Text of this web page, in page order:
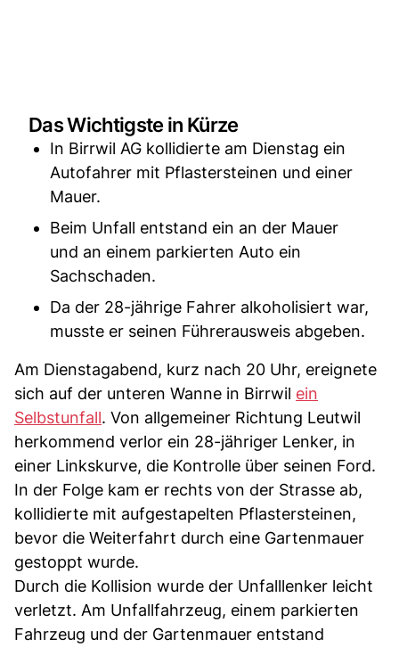
Das Wichtigste in Kürze
In Birrwil AG kollidierte am Dienstag ein
Autofahrer mit Pflastersteinen und einer
Mauer.
Beim Unfall entstand ein an der Mauer
und an einem parkierten Auto ein
Sachschaden.
Da der 28-jährige Fahrer alkoholisiert war,
musste er seinen Führerausweis abgeben.
Am Dienstagabend, kurz nach 20 Uhr, ereignete
sich auf der unteren Wanne in Birrwil ein
Selbstunfall. Von allgemeiner Richtung Leutwil
herkommend verlor ein 28-jähriger Lenker, in
einer Linkskurve, die Kontrolle über seinen Ford.
In der Folge kam er rechts von der Strasse ab,
kollidierte mit aufgestapelten Pflastersteinen,
bevor die Weiterfahrt durch eine Gartenmauer
gestoppt wurde.
Durch die Kollision wurde der Unfalllenker leicht
verletzt. Am Unfallfahrzeug, einem parkierten
Fahrzeug und der Gartenmauer entstand